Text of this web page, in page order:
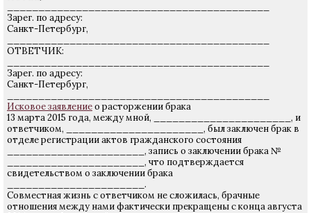
Зарег. по адресу:
Санкт-Петербург,
ОТВЕТЧИК:
Зарег. по адресу:
Санкт-Петербург,
Исковое заявлениео расторжении брака
13 марта 2015 года, между мной, ______________________, и
ответчиком, ______________________, был заключен брак в
отделе регистрации актов гражданского состояния
______________________, запись о заключении брака №
______________________, что подтверждается
свидетельством о заключении брака
______________________.
Совместная жизнь с ответчиком не сложилась, брачные
отношения между нами фактически прекращены с конца августа